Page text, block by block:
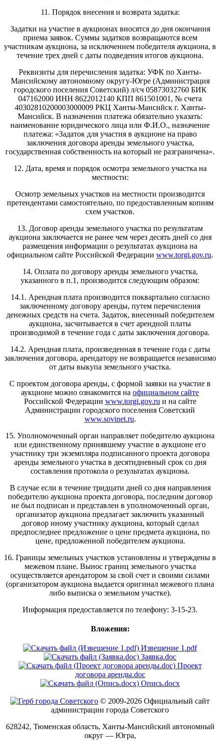
11. Порядок внесения и возврата задатка:
Задатки на участие в аукционах вносятся до дня окончания
приема заявок. Суммы задатков возвращаются всем
участникам аукциона, за исключением победителя аукциона, в
течение трех дней с даты подведения итогов аукциона.
Реквизиты для перечисления задатка: УФК по Ханты-
Мансийскому автономному округу-Югре (Администрация
городского поселения Советский) л/сч 05873032760 БИК
047162000 ИНН 8622012140 КПП 861501001, № счета
40302810200003000009 РКЦ Ханты-Мансийск г. Ханты-
Мансийск. В назначении платежа обязательно указать:
наименование юридического лица или Ф.И.О., назначение
платежа: «Задаток для участия в аукционе на право
заключения договора аренды земельного участка,
государственная собственность на который не разграничена».
12. Дата, время и порядок осмотра земельного участка на
местности:
Осмотр земельных участков на местности производится
претендентами самостоятельно, по предоставленным копиям
схем участков.
13. Договор аренды земельного участка по результатам
аукциона заключается не ранее чем через десять дней со дня
размещения информации о результатах аукциона на
официальном сайте Российской Федерации www.torgi.gov.ru.
14. Оплата по договору аренды земельного участка,
указанного в п.1, производится следующим образом:
14.1. Арендная плата производится поквартально согласно
заключенному договору аренды, путем перечисления
денежных средств на счета. Задаток, внесенный победителем
аукциона, засчитывается в счет арендной платы
производимой в течение года с даты заключения договора.
14.2. Арендная плата, произведенная в течение года с даты
заключения договора, арендатору не возвращается независимо
от даты выкупа земельного участка.
С проектом договора аренды, с формой заявки на участие в
аукционе можно ознакомится на официальном сайте
Российской Федерации www.torgi.gov.ru и на сайте
Администрации городского поселения Советский
www.sovinet.ru.
15. Уполномоченный орган направляет победителю аукциона
или единственному принявшему участие в аукционе его
участнику три экземпляра подписанного проекта договора
аренды земельного участка в десятидневный срок со дня
составления протокола о результатах аукциона.
В случае если в течение тридцати дней со дня направления
победителю аукциона проекта договора, последним договор
не был подписан и представлен в уполномоченный орган,
организатор аукциона предлагает заключить указанный
договор иному участнику аукциона, который сделал
предпоследнее предложение о цене предмета аукциона, по
цене, предложенной победителем аукциона.
16. Границы земельных участков установлены и утверждены в
межевом плане. Вынос границ земельного участка
осуществляется арендатором за свой счет и своими силами
(организатором аукциона выдается оригинал межевого плана
либо выписка о земельном участке).
Информация предоставляется по телефону: 3-15-23.
Вложения:
Извещение 1.pdf
Заявка.doc
Проект
договора аренды.doc
Опись.docx
© 2009-2026 Официальный сайт
администрации города Советского
628242, Тюменская область, Ханты-Мансийский автономный
округ — Югра,